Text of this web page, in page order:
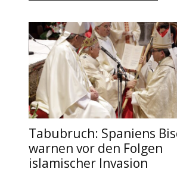
Tabubruch: Spaniens
warnen vor den Folgen
islamischer Invasion